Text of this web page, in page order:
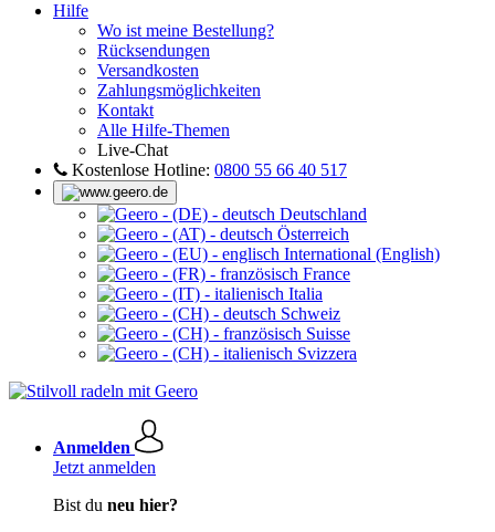
Hilfe
Wo ist meine Bestellung?
Rücksendungen
Versandkosten
Zahlungsmöglichkeiten
Kontakt
Alle Hilfe-Themen
Live-Chat
Kostenlose Hotline: 0800 55 66 40 517
Deutschland
Österreich
International (English)
France
Italia
Schweiz
Suisse
Svizzera
Anmelden
Jetzt anmelden
Bist du neu hier?